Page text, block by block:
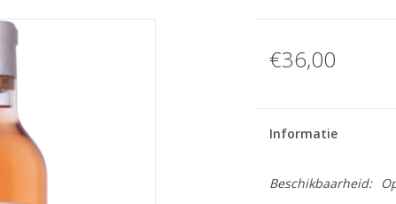
€36,00
Informatie
Beschikbaarheid: